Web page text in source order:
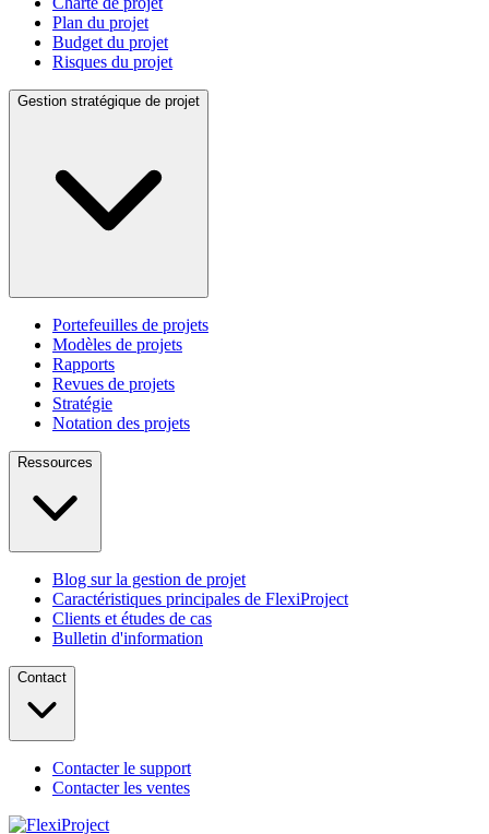
Plan du projet
Budget du projet
Risques du projet
Gestion stratégique de projet
Portefeuilles de projets
Modèles de projets
Rapports
Revues de projets
Stratégie
Notation des projets
Ressources
Blog sur la gestion de projet
Caractéristiques principales de FlexiProject
Clients et études de cas
Bulletin d'information
Contact
Contacter le support
Contacter les ventes